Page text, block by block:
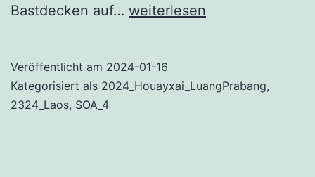
Bastdecken auf… Wie
Film
weiterlesen
Veröffentlicht am 2024-01-16
Kategorisiert als 2024_Houayxai_LuangPrabang,
2324_Laos, SOA_4